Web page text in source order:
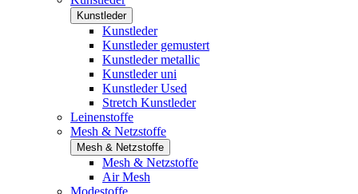
Kunstleder
Kunstleder
Kunstleder gemustert
Kunstleder metallic
Kunstleder uni
Kunstleder Used
Stretch Kunstleder
Leinenstoffe
Mesh & Netzstoffe
Mesh & Netzstoffe
Mesh & Netzstoffe
Air Mesh
Modestoffe